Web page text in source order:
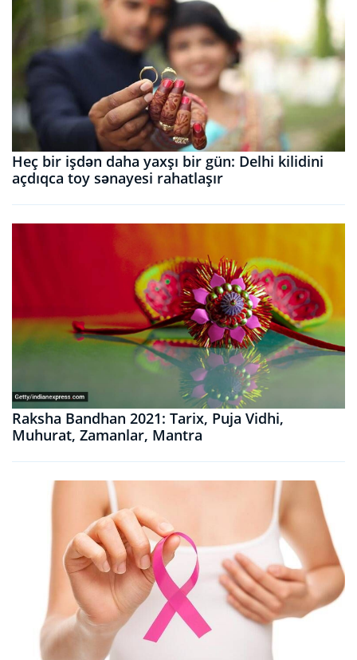
Heç bir işdən daha yaxşı bir gün: Delhi kilidini
açdıqca toy sənayesi rahatlaşır
Raksha Bandhan 2021: Tarix, Puja Vidhi,
Muhurat, Zamanlar, Mantra